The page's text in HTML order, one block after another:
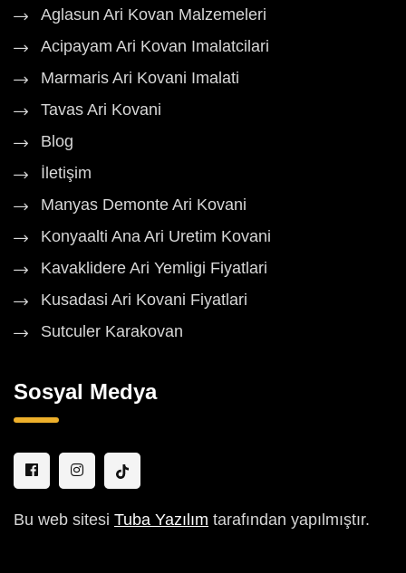
Aglasun Ari Kovan Malzemeleri
Acipayam Ari Kovan Imalatcilari
Marmaris Ari Kovani Imalati
Tavas Ari Kovani
Blog
İletişim
Manyas Demonte Ari Kovani
Konyaalti Ana Ari Uretim Kovani
Kavaklidere Ari Yemligi Fiyatlari
Kusadasi Ari Kovani Fiyatlari
Sutculer Karakovan
Sosyal Medya
Bu web sitesi Tuba Yazılım tarafından yapılmıştır.